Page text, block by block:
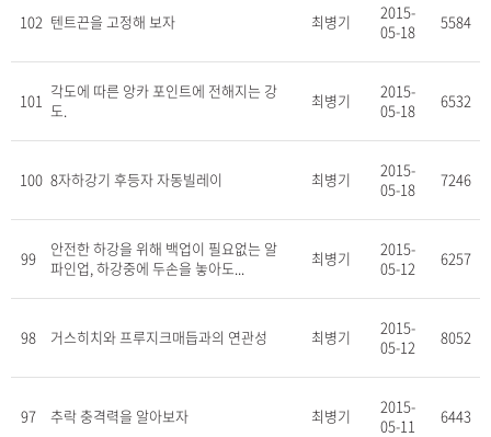
102 텐트끈을 고정해 보자 최병기
2015-
05-18
5584
101 각도에 따른 앙카 포인트에 전해지는 강
도.
최병기
2015-
05-18
6532
100 8자하강기 후등자 자동빌레이 최병기
2015-
05-18
7246
99
안전한 하강을 위해 백업이 필요없는 알
파인업, 하강중에 두손을 놓아도...
최병기
2015-
05-12
6257
98 거스히치와 프루지크매듭과의 연관성 최병기
2015-
05-12
8052
97 추락 충격력을 알아보자 최병기
2015-
05-11
6443